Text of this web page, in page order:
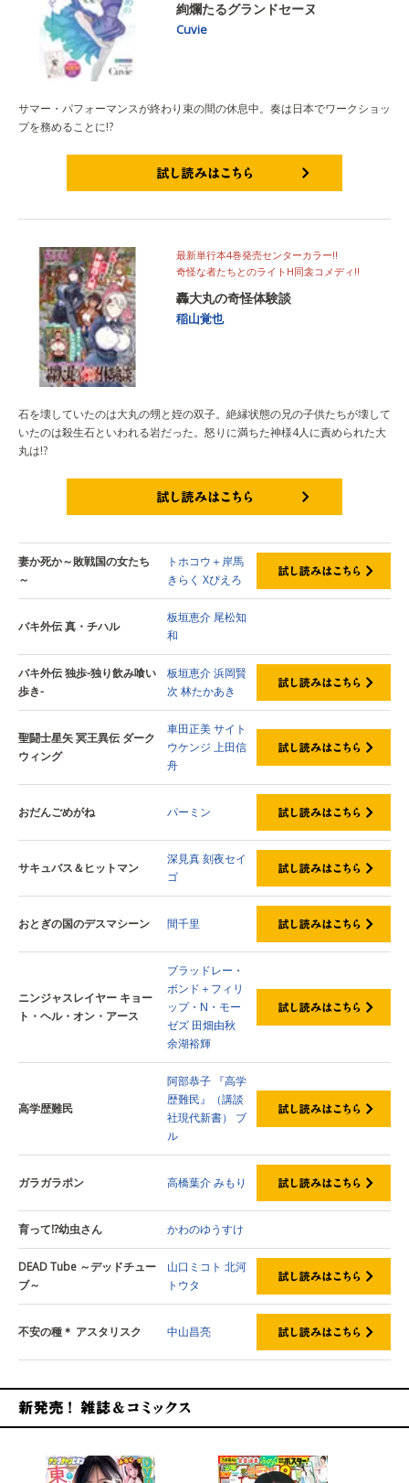
絢爛たるグランドセーヌ
Cuvie
サマー・パフォーマンスが終わり束の間の休息中。奏は日本でワークショッ
プを務めることに!?
最新単行本4巻発売センターカラー!!
奇怪な者たちとのライトH同衾コメディ!!
轟大丸の奇怪体験談
稲山覚也
石を壊していたのは大丸の甥と姪の双子。絶縁状態の兄の子供たちが壊して
いたのは殺生石といわれる岩だった。怒りに満ちた神様4人に責められた大
丸は!?
妻か死か～敗戦国の女たち
～
トホコウ＋岸馬
きらく Xぴえろ
バキ外伝 真・チハル
板垣恵介 尾松知
和
バキ外伝 独歩-独り飲み喰い
歩き-
板垣恵介浜岡賢
次 林たかあき
聖闘士星矢 冥王異伝 ダーク
ウィング
車田正美サイト
ウケンジ 上田信
舟
おだんごめがね パーミン
サキュバス＆ヒットマン
深見真刻夜セイ
ゴ
おとぎの国のデスマシーン 間千里
ニンジャスレイヤー キョー
ト・ヘル・オン・アース
ブラッドレー・
ボンド＋フィリ
ップ・N・モー
ゼズ 田畑由秋
余湖裕輝
高学歴難民
阿部恭子 『高学
歴難民』（講談
社現代新書）
ブ
ル
ガラガラポン 高橋葉介みもり
育って⁉幼虫さん かわのゆうすけ
DEAD Tube ～デッドチュー
ブ～
山口ミコト 北河
トウタ
不安の種＊ アスタリスク 中山昌亮